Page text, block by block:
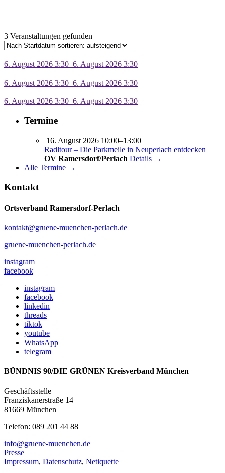
3 Veranstaltungen gefunden
6. August 2026 3:30–6. August 2026 3:30
6. August 2026 3:30–6. August 2026 3:30
6. August 2026 3:30–6. August 2026 3:30
Termine
16. August 2026 10:00–13:00
Radltour – Die Parkmeile in Neuperlach entdecken
OV Ramersdorf/Perlach Details →
Alle Termine →
Kontakt
Ortsverband Ramersdorf-Perlach
kontakt@gruene-muenchen-perlach.de
gruene-muenchen-perlach.de
instagram
facebook
instagram
facebook
linkedin
threads
tiktok
youtube
WhatsApp
telegram
BÜNDNIS 90/DIE GRÜNEN Kreisverband München
Geschäftsstelle
Franziskanerstraße 14
81669 München
Telefon: 089 201 44 88
info@gruene-muenchen.de
Presse
Impressum, Datenschutz, Netiquette